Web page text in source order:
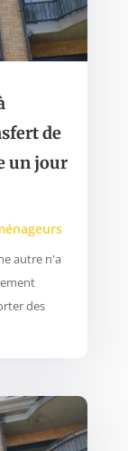
de
un jour
autre n'a
des